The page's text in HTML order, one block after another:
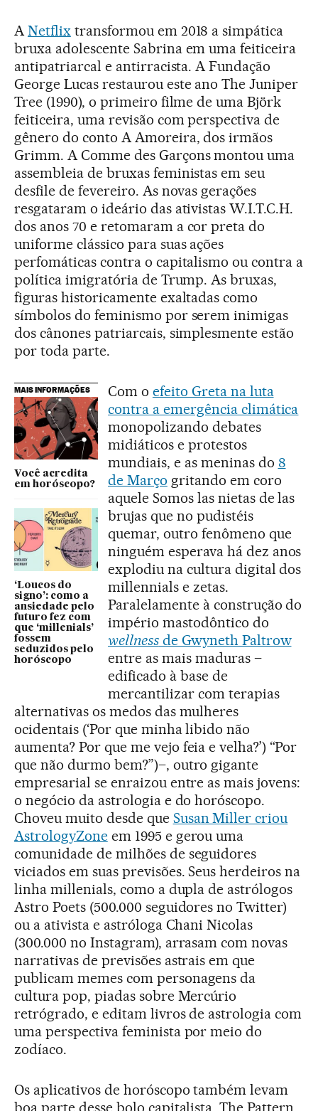
ANetflixtransformou em 2018 a simpática
bruxa adolescente Sabrina em uma feiticeira
antipatriarcal e antirracista. A Fundação
George Lucas restaurou este ano The Juniper
Tree (1990), o primeiro filme de uma Björk
feiticeira, uma revisão com perspectiva de
gênero do conto A Amoreira, dos irmãos
Grimm. A Comme des Garçons montou uma
assembleia de bruxas feministas em seu
desfile de fevereiro. As novas gerações
resgataram o ideário das ativistas W.I.T.C.H.
dos anos 70 e retomaram a cor preta do
uniforme clássico para suas ações
perfomáticas contra o capitalismo ou contra a
política imigratória de Trump. As bruxas,
figuras historicamente exaltadas como
símbolos do feminismo por serem inimigas
dos cânones patriarcais, simplesmente estão
por toda parte.
MAIS INFORMAÇÕES
Você acredita
em horóscopo?
‘Loucos do
signo’: como a
ansiedade pelo
futuro fez com
que ‘millenials’
fossem
seduzidos pelo
horóscopo
Com o efeito Greta na luta
contra a emergência climática
monopolizando debates
midiáticos e protestos
mundiais, e as meninas do 8
de Março gritando em coro
aquele Somos las nietas de las
brujas que no pudistéis
quemar, outro fenômeno que
ninguém esperava há dez anos
explodiu na cultura digital dos
millennials e zetas.
Paralelamente à construção do
império mastodôntico do
wellnessde Gwyneth Paltrow
entre as mais maduras –
edificado à base de
mercantilizar com terapias
alternativas os medos das mulheres
ocidentais (‘Por que minha libido não
aumenta? Por que me vejo feia e velha?’) “Por
que não durmo bem?”)–, outro gigante
empresarial se enraizou entre as mais jovens:
o negócio da astrologia e do horóscopo.
Choveu muito desde que Susan Miller criou
AstrologyZoneem 1995 e gerou uma
comunidade de milhões de seguidores
viciados em suas previsões. Seus herdeiros na
linha millenials, como a dupla de astrólogos
Astro Poets (500.000 seguidores no Twitter)
ou a ativista e astróloga Chani Nicolas
(300.000 no Instagram), arrasam com novas
narrativas de previsões astrais em que
publicam memes com personagens da
cultura pop, piadas sobre Mercúrio
retrógrado, e editam livros de astrologia com
uma perspectiva feminista por meio do
zodíaco.
Os aplicativos de horóscopo também levam
boa parte desse bolo capitalista. The Pattern,